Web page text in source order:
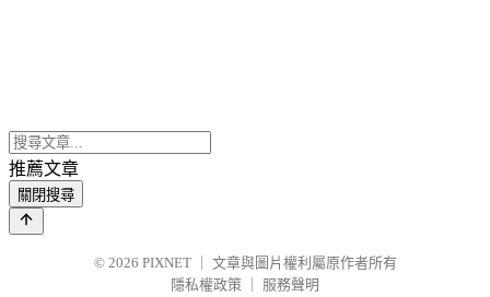
推薦文章
關閉搜尋
© 2026 PIXNET
文章與圖片權利屬原作者所有
隱私權政策
服務聲明